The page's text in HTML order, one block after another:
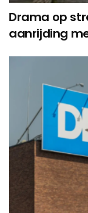
Drama op
aanrijding